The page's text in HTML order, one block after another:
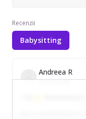
Recenzii
Babysitting
Andreea R
Dumbravita